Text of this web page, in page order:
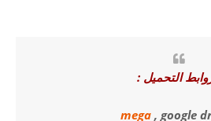
التحميل :
mega, google